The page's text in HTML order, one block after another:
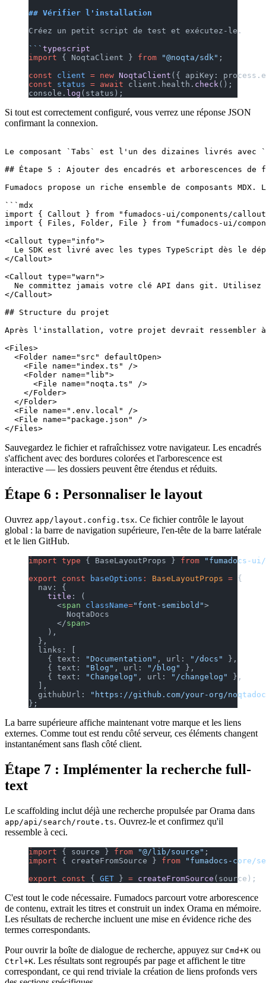
## Vérifier l'installation
Créez un petit script de test et exécutez-le.
``` typescript
import { NoqtaClient } from "@noqta/sdk" ;
const client = new NoqtaClient ({ apiKey:
const status = await client.health. check();
console. log (status);
Si tout est correctement configuré, vous verrez une réponse JSON
confirmant la connexion.
Le composant `Tabs` est l'un des dizaines livrés avec
## Étape 5 : Ajouter des encadrés et arborescences de
Fumadocs propose un riche ensemble de
```mdx
import { Callout } from "fumadocs-ui/components/
import { Files, Folder, File } from "fumadocs-ui/
<Callout type="info">
Le SDK est livré avec les types TypeScript dès le
</Callout>
<Callout type="warn">
Ne committez jamais votre clé API dans git.
</Callout>
## Structure du projet
Après l'installation, votre projet devrait ressembler
<Files>
  <Folder name="src" defaultOpen>
    <File name="index.ts" />
    <Folder name="lib">
      <File name="noqta.ts" />
    </Folder>
  </Folder>
  <File name=".env.local" />
  <File name="package.json" />
Sauvegardez le fichier et rafraîchissez votre navigateur. Les encadrés
s'affichent avec des bordures colorées et l'arborescence est
interactive — les dossiers peuvent être étendus et réduits.
Étape 6 : Personnaliser le layout
Ouvrez app/layout.config.tsx. Ce fichier contrôle le layout
global : la barre de navigation supérieure, l'en-tête de la barre latérale
et le lien GitHub.
import type { BaseLayoutProps } from "fumadocs-
export const baseOptions : BaseLayoutProps = {
  nav: {
    title
: (
      <
span className="font-semibold">
        NoqtaDocs
      </
span>
    ),
  },
  links: [
    { text:
"Documentation" , url: "/docs"
},
    { text:
"Blog" , url: "/blog"
},
    { text:
"Changelog" , url: "/changelog"
},
  ],
  githubUrl:
"https://github.com/your-org/
};
La barre supérieure affiche maintenant votre marque et les liens
externes. Comme tout est rendu côté serveur, ces éléments changent
instantanément sans flash côté client.
Étape 7 : Implémenter la recherche full-
text
Le scaffolding inclut déjà une recherche propulsée par Orama dans
app/api/search/route.ts. Ouvrez-le et confirmez qu'il
ressemble à ceci.
import { source } from "@/lib/source" ;
import { createFromSource } from "fumadocs-core/
export const { GET } = createFromSource (source);
C'est tout le code nécessaire. Fumadocs parcourt votre arborescence
de contenu, extrait les titres et construit un index Orama en mémoire.
Les résultats de recherche incluent une mise en évidence riche des
termes correspondants.
Pour ouvrir la boîte de dialogue de recherche, appuyez sur Cmd+K ou
Ctrl+K. Les résultats sont regroupés par page et affichent le titre
correspondant, ce qui rend triviale la création de liens profonds vers